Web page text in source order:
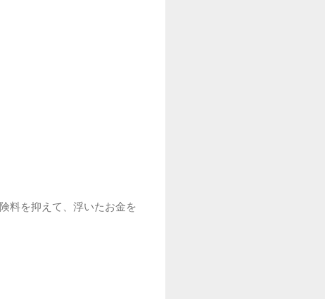
料を抑えて、浮いたお金を